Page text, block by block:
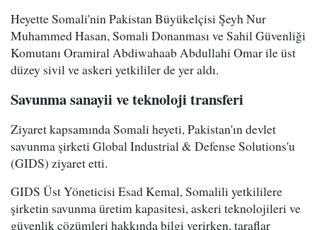
Heyette Somali'nin Pakistan Büyükelçisi Şeyh Nur
Muhammed Hasan, Somali Donanması ve Sahil Güvenliği
Komutanı Oramiral Abdiwahaab Abdullahi Omar ile üst
düzey sivil ve askeri yetkililer de yer aldı.
Savunma sanayii ve teknoloji transferi
Ziyaret kapsamında Somali heyeti, Pakistan'ın devlet
savunma şirketi Global Industrial & Defense Solutions'u
(GIDS) ziyaret etti.
GIDS Üst Yöneticisi Esad Kemal, Somalili yetkililere
şirketin savunma üretim kapasitesi, askeri teknolojileri ve
güvenlik çözümleri hakkında bilgi verirken, taraflar